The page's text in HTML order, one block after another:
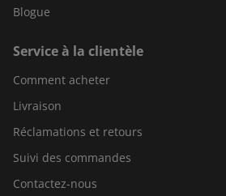
Blogue
Service à la clientèle
Comment acheter
Livraison
Réclamations et retours
Suivi des commandes
Contactez-nous